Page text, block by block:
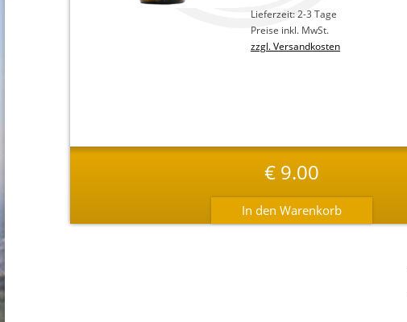
Lieferzeit: 2-3 Tage
Preise inkl. MwSt.
zzgl. Versandkosten
€9.00